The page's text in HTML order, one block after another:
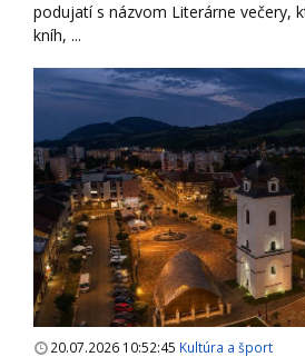
podujatí s názvom Literárne večery,
kníh, ...
20.07.2026 10:52:45 Kultúra a šport